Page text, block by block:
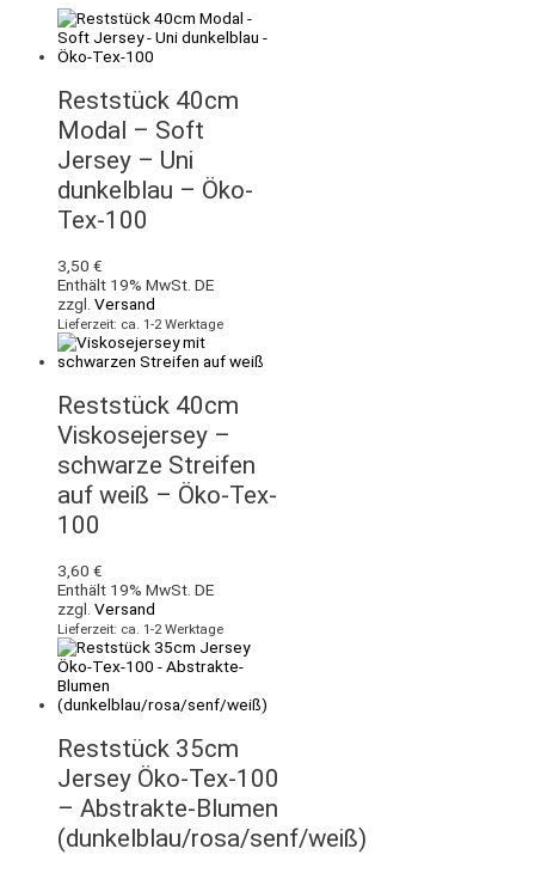
Reststück 40cm
Modal – Soft
Jersey – Uni
dunkelblau – Öko-
Tex-100
3,50 €
Enthält 19% MwSt. DE
zzgl. Versand
Lieferzeit: ca. 1-2 Werktage
Reststück 40cm
Viskosejersey –
schwarze Streifen
auf weiß – Öko-Tex-
100
3,60 €
Enthält 19% MwSt. DE
zzgl. Versand
Lieferzeit: ca. 1-2 Werktage
Reststück 35cm
Jersey Öko-Tex-100
– Abstrakte-Blumen
(dunkelblau/rosa/senf/weiß)